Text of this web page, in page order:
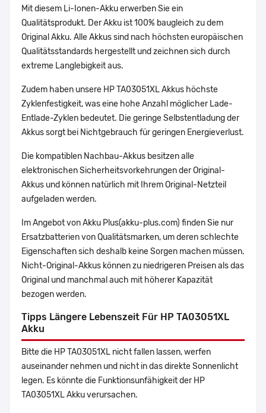
Mit diesem Li-Ionen-Akku erwerben Sie ein
Qualitätsprodukt. Der Akku ist 100% baugleich zu dem
Original Akku. Alle Akkus sind nach höchsten europäischen
Qualitätsstandards hergestellt und zeichnen sich durch
extreme Langlebigkeit aus.
Zudem haben unsere HP TA03051XL Akkus höchste
Zyklenfestigkeit, was eine hohe Anzahl möglicher Lade-
Entlade-Zyklen bedeutet. Die geringe Selbstentladung der
Akkus sorgt bei Nichtgebrauch für geringen Energieverlust.
Die kompatiblen Nachbau-Akkus besitzen alle
elektronischen Sicherheitsvorkehrungen der Original-
Akkus und können natürlich mit Ihrem Original-Netzteil
aufgeladen werden.
Im Angebot von Akku Plus(akku-plus.com) finden Sie nur
Ersatzbatterien von Qualitätsmarken, um deren schlechte
Eigenschaften sich deshalb keine Sorgen machen müssen.
Nicht-Original-Akkus können zu niedrigeren Preisen als das
Original und manchmal auch mit höherer Kapazität
bezogen werden.
Tipps Längere Lebenszeit Für HP TA03051XL
Akku
Bitte die HP TA03051XL nicht fallen lassen, werfen
auseinander nehmen und nicht in das direkte Sonnenlicht
legen. Es könnte die Funktionsunfähigkeit der HP
TA03051XL Akku verursachen.